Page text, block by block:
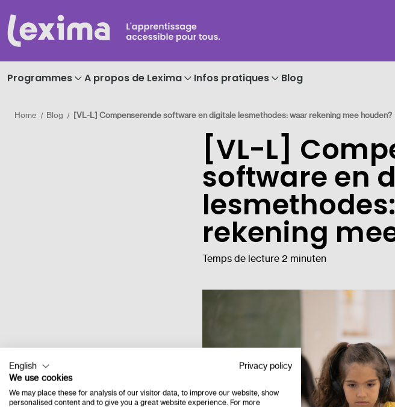
Programmes A propos de Lexima Infos pratiques Blog
Home Blog [VL-L] Compenserende software en digitale lesmethodes: waar rekening mee houden?
[VL-L]
software en
rekening
Temps de lecture 2 minuten
English
Privacy policy
We use cookies
We may place these for analysis of our visitor data, to improve our website, show
personalised content and to give you a great website experience. For more